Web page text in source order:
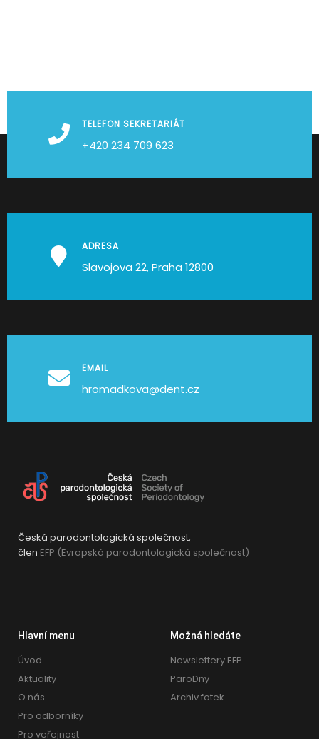
TELEFON SEKRETARIÁT
+420 234 709 623
ADRESA
Slavojova 22, Praha 12800
EMAIL
hromadkova@dent.cz
Česká parodontologická společnost,
člen EFP (Evropská parodontologická společnost)
Hlavní menu
Úvod
Aktuality
O nás
Pro odborníky
Pro veřejnost
Možná hledáte
Newslettery EFP
ParoDny
Archiv fotek